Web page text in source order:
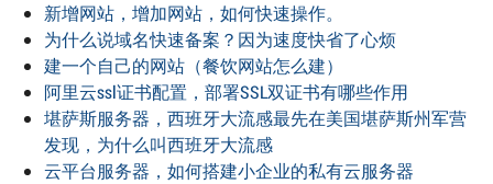
新增网站，增加网站，如何快速操作。
为什么说域名快速备案？因为速度快省了心烦
建一个自己的网站（餐饮网站怎么建）
阿里云ssl证书配置，部署SSL双证书有哪些作用
堪萨斯服务器，西班牙大流感最先在美国堪萨斯州军营
发现，为什么叫西班牙大流感
云平台服务器，如何搭建小企业的私有云服务器